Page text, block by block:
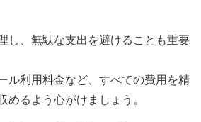
し、無駄な支出を避けることも重要
ル利用料金など、すべての費用を精
めるよう心がけましょう。